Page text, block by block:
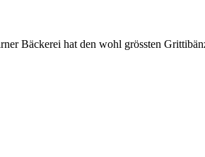
Bäckerei hat den wohl grössten